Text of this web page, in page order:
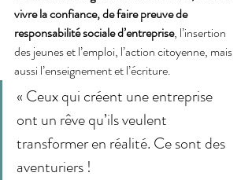
vivre la confiance, de faire preuve de
responsabilité sociale d’entreprise, l’insertion
des jeunes et l’emploi, l’action citoyenne, mais
aussi l’enseignement et l’écriture.
« Ceux qui créent une entreprise
ont un rêve qu’ils veulent
transformer en réalité. Ce sont des
aventuriers !